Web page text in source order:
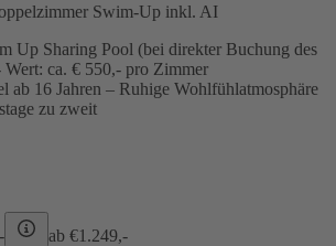
Swim-Up inkl. AI
Up Sharing Pool (bei direkter Buchung des
ca. € 550,- pro Zimmer
ab 16 Jahren – Ruhige Wohlfühlatmosphäre
zu zweit
ab €1.249,-